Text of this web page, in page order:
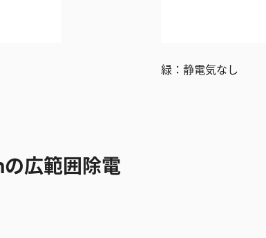
緑：静電気なし
広範囲除電